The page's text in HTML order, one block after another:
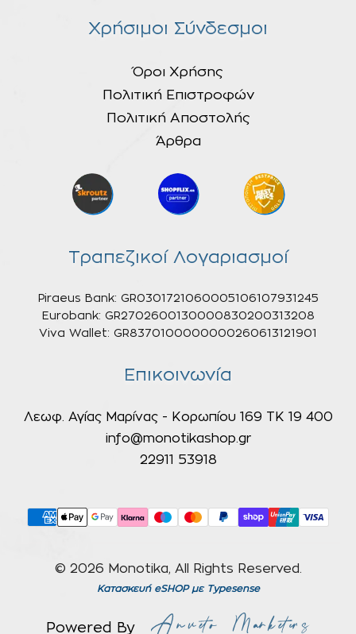
Χρήσιμοι Σύνδεσμοι
Όροι Χρήσης
Πολιτική Επιστροφών
Πολιτική Αποστολής
Άρθρα
Τραπεζικοί Λογαριασμοί
Piraeus Bank: GR0301721060005106107931245
Eurobank: GR2702600130000830200313208
Viva Wallet: GR8370100000000260613121901
Επικοινωνία
Λεωφ. Αγίας Μαρίνας - Κορωπίου 169 ΤΚ 19 400
info@monotikashop.gr
22911 53918
© 2026 Monotika, All Rights Reserved.
Κατασκευή eSHOPμε Typesense
Powered By